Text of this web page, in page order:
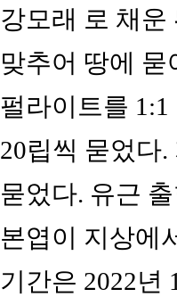
강모래 로 채운
맞추어 땅에
펄라이트를
20립씩 묻었다
묻었다. 유근
본엽이 지상에
기간은 2022년